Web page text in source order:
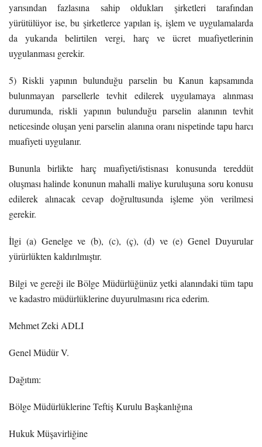
yarısından fazlasına sahip oldukları şirketleri tarafından
yürütülüyor ise, bu şirketlerce yapılan iş, işlem ve uygulamalarda
da yukarıda belirtilen vergi, harç ve ücret muafiyetlerinin
uygulanması gerekir.
5) Riskli yapının bulunduğu parselin bu Kanun kapsamında
bulunmayan parsellerle tevhit edilerek uygulamaya alınması
durumunda, riskli yapının bulunduğu parselin alanının tevhit
neticesinde oluşan yeni parselin alanına oranı nispetinde tapu harcı
muafiyeti uygulanır.
Bununla birlikte harç muafiyeti/istisnası konusunda tereddüt
oluşması halinde konunun mahalli maliye kuruluşuna soru konusu
edilerek alınacak cevap doğrultusunda işleme yön verilmesi
gerekir.
İlgi (a) Genelge ve (b), (c), (ç), (d) ve (e) Genel Duyurular
yürürlükten kaldırılmıştır.
Bilgi ve gereği ile Bölge Müdürlüğünüz yetki alanındaki tüm tapu
ve kadastro müdürlüklerine duyurulmasını rica ederim.
Mehmet Zeki ADLI
Genel Müdür V.
Dağıtım:
Bölge Müdürlüklerine Teftiş Kurulu Başkanlığına
Hukuk Müşavirliğine